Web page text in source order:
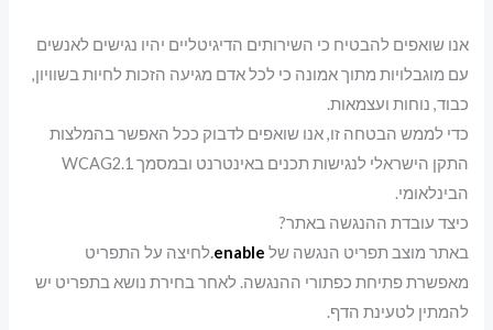
אנו שואפים להבטיח כי השירותים הדיגיטליים יהיו נגישים לאנשים
עם מוגבלויות מתוך אמונה כי לכל אדם מגיעה הזכות לחיות בשוויון,
כבוד, נוחות ועצמאות.
כדי לממש הבטחה זו, אנו שואפים לדבוק ככל האפשר בהמלצות
התקן הישראלי לנגישות תכנים באינטרנט ובמסמך WCAG2.1
הבינלאומי.
כיצד עובדת ההנגשה באתר?
באתר מוצב תפריט הנגשה של enable
.לחיצה על התפריט
מאפשרת פתיחת כפתורי ההנגשה. לאחר בחירת נושא בתפריט יש
להמתין לטעינת הדף.